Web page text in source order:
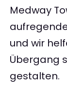
Medway
und wir
Übergang
gestalten.